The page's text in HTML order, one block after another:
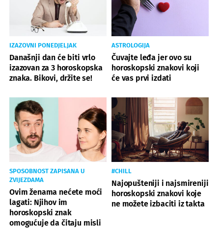
IZAZOVNI PONEDJELJAK
Današnji dan će biti vrlo
izazovan za 3 horoskopska
znaka. Bikovi, držite se!
ASTROLOGIJA
Čuvajte leđa jer ovo su
horoskopski znakovi koji
će vas prvi izdati
SPOSOBNOST ZAPISANA U
ZVIJEZDAMA
Ovim ženama nećete moći
lagati: Njihov im
horoskopski znak
omogućuje da čitaju misli
#CHILL
Najopušteniji i najsmireniji
horoskopski znakovi koje
ne možete izbaciti iz takta